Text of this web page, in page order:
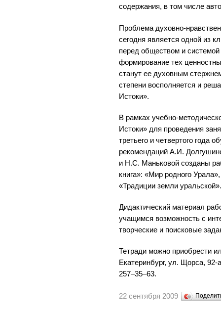
содержания, в том числе
Проблема духовно-
сегодня является одной из
перед обществом и
формирование тех
станут ее духовным
степени восполняется и
Истоки».
В рамках учебно-
Истоки» для проведения
третьего и четвертого года
рекомендаций А.И.
и Н.С. Маньковой созданы
книга»: «Мир родного
«Традиции земли
Дидактический материал
учащимся возможность с
творческие и поисковые
Тетради можно приобрести
Екатеринбург, ул. Щорса, 92-
257–35–63.
22 сентября 2009